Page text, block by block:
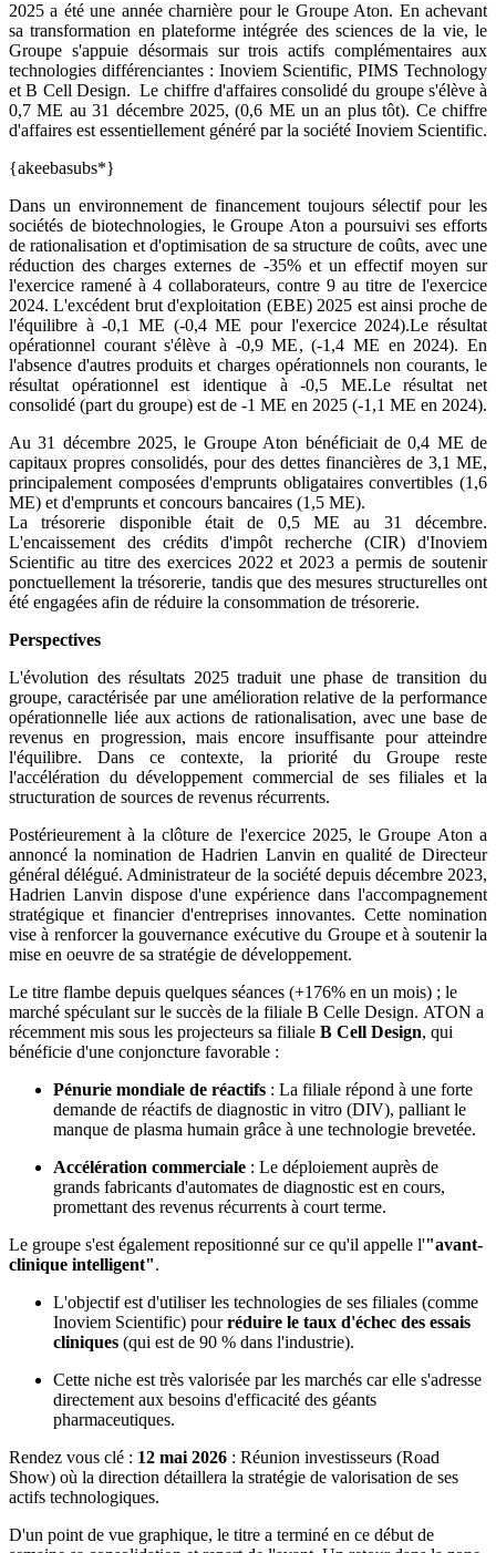
2025 a été une année charnière pour le Groupe Aton. En achevant
sa transformation en plateforme intégrée des sciences de la vie, le
Groupe s'appuie désormais sur trois actifs complémentaires aux
technologies différenciantes : Inoviem Scientific, PIMS Technology
et B Cell Design. Le chiffre d'affaires consolidé du groupe s'élève à
0,7 ME au 31 décembre 2025, (0,6 ME un an plus tôt). Ce chiffre
d'affaires est essentiellement généré par la société Inoviem Scientific.
{akeebasubs*}
Dans un environnement de financement toujours sélectif pour les
sociétés de biotechnologies, le Groupe Aton a poursuivi ses efforts
de rationalisation et d'optimisation de sa structure de coûts, avec une
réduction des charges externes de -35% et un effectif moyen sur
l'exercice ramené à 4 collaborateurs, contre 9 au titre de l'exercice
2024. L'excédent brut d'exploitation (EBE) 2025 est ainsi proche de
l'équilibre à -0,1 ME (-0,4 ME pour l'exercice 2024).Le résultat
opérationnel courant s'élève à -0,9 ME, (-1,4 ME en 2024). En
l'absence d'autres produits et charges opérationnels non courants, le
résultat opérationnel est identique à -0,5 ME.Le résultat net
consolidé (part du groupe) est de -1 ME en 2025 (-1,1 ME en 2024).
Au 31 décembre 2025, le Groupe Aton bénéficiait de 0,4 ME de
capitaux propres consolidés, pour des dettes financières de 3,1 ME,
principalement composées d'emprunts obligataires convertibles (1,6
ME) et d'emprunts et concours bancaires (1,5 ME).
La trésorerie disponible était de 0,5 ME au 31 décembre.
L'encaissement des crédits d'impôt recherche (CIR) d'Inoviem
Scientific au titre des exercices 2022 et 2023 a permis de soutenir
ponctuellement la trésorerie, tandis que des mesures structurelles ont
été engagées afin de réduire la consommation de trésorerie.
Perspectives
L'évolution des résultats 2025 traduit une phase de transition du
groupe, caractérisée par une amélioration relative de la performance
opérationnelle liée aux actions de rationalisation, avec une base de
revenus en progression, mais encore insuffisante pour atteindre
l'équilibre. Dans ce contexte, la priorité du Groupe reste
l'accélération du développement commercial de ses filiales et la
structuration de sources de revenus récurrents.
Postérieurement à la clôture de l'exercice 2025, le Groupe Aton a
annoncé la nomination de Hadrien Lanvin en qualité de Directeur
général délégué. Administrateur de la société depuis décembre 2023,
Hadrien Lanvin dispose d'une expérience dans l'accompagnement
stratégique et financier d'entreprises innovantes. Cette nomination
vise à renforcer la gouvernance exécutive du Groupe et à soutenir la
mise en oeuvre de sa stratégie de développement.
Le titre flambe depuis quelques séances (+176% en un mois) ; le
marché spéculant sur le succès de la filiale B Celle Design. ATON a
récemment mis sous les projecteurs sa filiale B Cell Design, qui
bénéficie d'une conjoncture favorable :
Pénurie mondiale de réactifs : La filiale répond à une forte
demande de réactifs de diagnostic in vitro (DIV), palliant le
manque de plasma humain grâce à une technologie brevetée.
Accélération commerciale : Le déploiement auprès de
grands fabricants d'automates de diagnostic est en cours,
promettant des revenus récurrents à court terme.
Le groupe s'est également repositionné sur ce qu'il appelle l'"avant-
clinique intelligent".
L'objectif est d'utiliser les technologies de ses filiales (comme
Inoviem Scientific) pourréduire le taux d'échec des essais
cliniques (qui est de 90 % dans l'industrie).
Cette niche est très valorisée par les marchés car elle s'adresse
directement aux besoins d'efficacité des géants
pharmaceutiques.
Rendez vous clé : 12 mai 2026 : Réunion investisseurs (Road
Show) où la direction détaillera la stratégie de valorisation de ses
actifs technologiques.
D'un point de vue graphique, le titre a terminé en ce début de